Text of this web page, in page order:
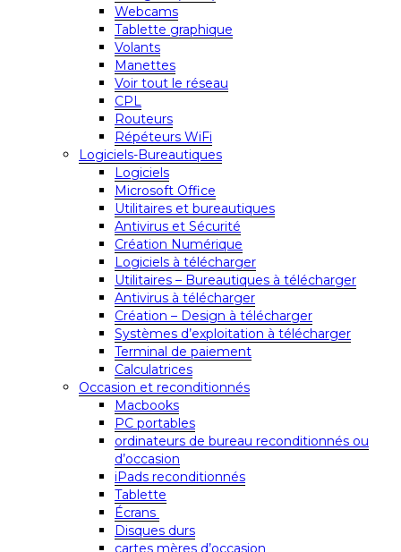
Webcams
Tablette graphique
Volants
Manettes
Voir tout le réseau
CPL
Routeurs
Répéteurs WiFi
Logiciels-Bureautiques
Logiciels
Microsoft Office
Utilitaires et bureautiques
Antivirus et Sécurité
Création Numérique
Logiciels à télécharger
Utilitaires – Bureautiques à télécharger
Antivirus à télécharger
Création – Design à télécharger
Systèmes d’exploitation à télécharger
Terminal de paiement
Calculatrices
Occasion et reconditionnés
Macbooks
PC portables
ordinateurs de bureau reconditionnés ou
d’occasion
iPads reconditionnés
Tablette
Écrans
Disques durs
cartes mères d’occasion